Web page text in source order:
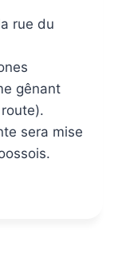
rue du
gênant
sera mise